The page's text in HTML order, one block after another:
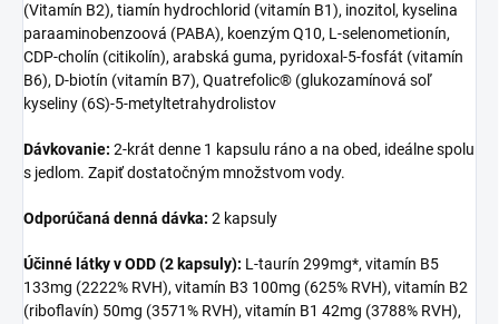
(Vitamín B2), tiamín hydrochlorid (vitamín B1), inozitol, kyselina
paraaminobenzoová (PABA), koenzým Q10, L-selenometionín,
CDP-cholín (citikolín), arabská guma, pyridoxal-5-fosfát (vitamín
B6), D-biotín (vitamín B7), Quatrefolic® (glukozamínová soľ
kyseliny (6S)-5-metyltetrahydrolistov
Dávkovanie: 2-krát denne 1 kapsulu ráno a na obed, ideálne spolu
s jedlom. Zapiť dostatočným množstvom vody.
Odporúčaná denná dávka: 2 kapsuly
Účinné látky v ODD (2 kapsuly): L-taurín 299mg*, vitamín B5
133mg (2222% RVH), vitamín B3 100mg (625% RVH), vitamín B2
(riboflavín) 50mg (3571% RVH), vitamín B1 42mg (3788% RVH),